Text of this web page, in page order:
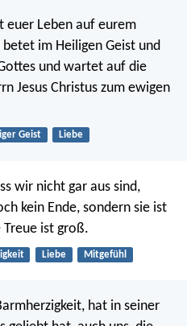
euer Leben auf eurem
im Heiligen Geist und
und wartet auf die
Jesus Christus zum ewigen
Geist Liebe
wir nicht gar aus sind,
kein Ende, sondern sie ist
Treue ist groß.
Liebe Mitgefühl
hat in seiner